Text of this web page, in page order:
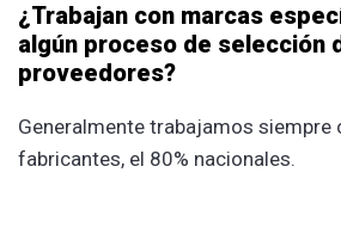
¿Trabajan con marcas
algún proceso de selección
proveedores?
Generalmente trabajamos siempre
fabricantes, el 80% nacionales.